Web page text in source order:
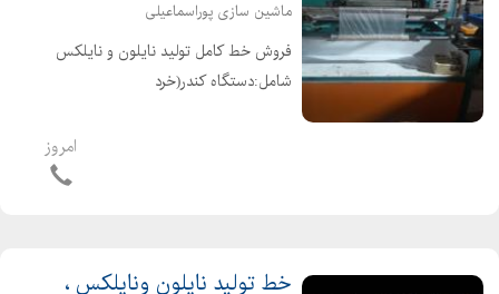
ماشین سازی پوراسماعیلی
فروش خط کامل تولید نایلون و نایلکس
شامل:دستگاه کندر(خرد
دوخت دوطبقه اتوماتیک.دستگاه دستهامروز
خط تولید نایلون ونایلکس ،